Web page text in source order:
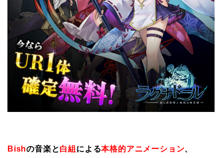
Bishの音楽と白組 による本格的アニメーション、